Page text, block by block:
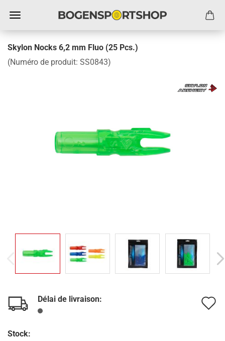
Skylon Nocks 6,2 mm Fluo (25 Pcs.)
(Numéro de produit: SS0843)
Délai de livraison:
Stock: